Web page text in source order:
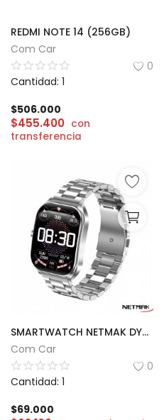
REDMI NOTE 14 (256GB)
Com Car
0
Cantidad: 1
$506.000
$455.400 con
transferencia
SMARTWATCH NETMAK DYNAMIC
Com Car
0
Cantidad: 1
$69.000